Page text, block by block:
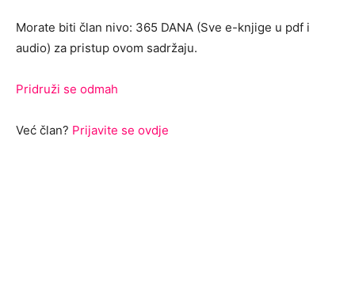
Morate biti član nivo: 365 DANA (Sve e-knjige u pdf i
audio) za pristup ovom sadržaju.
Pridruži se odmah
Već član? Prijavite se ovdje